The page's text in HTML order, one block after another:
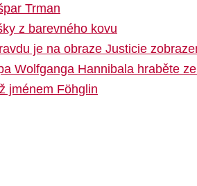
Trman
z barevného kovu
je na obraze Justicie
Wolfganga Hannibala hraběte
jménem Föhglin